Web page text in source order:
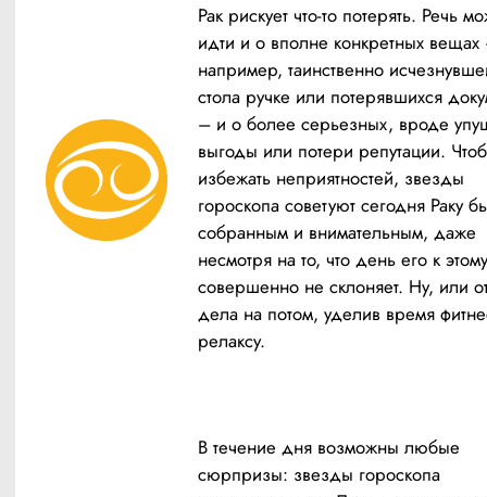
Рак рискует что-то потерять. Речь
идти и о вполне конкретных
например, таинственно
стола ручке или потерявшихся
– и о более серьезных, вроде
выгоды или потери репутации.
избежать неприятностей, звезды
гороскопа советуют сегодня Раку
собранным и внимательным, даже
несмотря на то, что день его к
совершенно не склоняет. Ну, или
дела на потом, уделив время
релаксу.
В течение дня возможны любые
сюрпризы: звезды гороскопа